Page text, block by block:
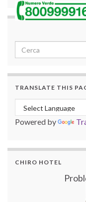
Search for:
TRANSLATE THIS
Powered by
CHIRO HOTEL